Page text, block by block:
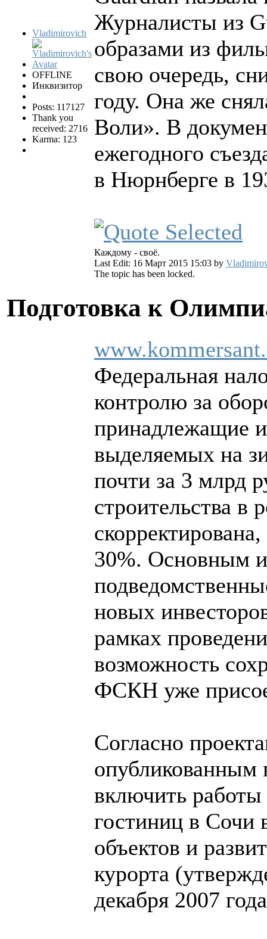
Vladimirovich
OFFLINE
Инквизитор
Posts: 117127
Thank you
received: 2716
Karma: 123
Журналисты из
образами из
свою очередь,
году. Она же
Воли». В
ежегодного
в Нюрнберге в
Каждому - своё.
Last Edit: 16 Март 2015 15:03 by
The topic has been locked.
Подготовка к
Федеральная
контролю за
принадлежащие
выделяемых на
почти за 3 млрд
строительства в
30%. Основным
новых
рамках
возможность
ФСКН уже
Согласно
включить
гостиниц в Сочи
объектов и
курорта
декабря 2007